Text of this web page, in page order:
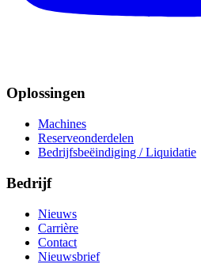
Oplossingen
Machines
Reserveonderdelen
Bedrijfsbeëindiging / Liquidatie
Bedrijf
Nieuws
Carrière
Contact
Nieuwsbrief